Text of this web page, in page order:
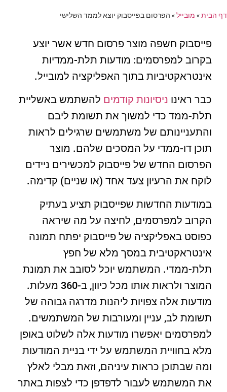
דף הבית» מובייל» הפרסום בפייסבוק יוצא לממד השלישי
פייסבוק חשפה מוצר פרסום חדש אשר יוצע
בקרוב למפרסמים: מודעות תלת-ממדיות
אינטראקטיביות בתוך האפליקציה למובייל.
כבר ראינו ניסיונות קודמים להשתמש באשליית
תלת-ממד כדי למשוך את תשומת ליבם
והתעניינותם של משתמשים שרגילים לראות
תוכן דו-ממדי על המסכים שלהם. מוצר
הפרסום החדש של פייסבוק למכשירים ניידים
לוקח את הרעיון צעד אחד (או שניים) קדימה.
במודעות החדשות שפייסבוק תציע בעתיק
הקרוב למפרסמים, לחיצה על מה שיראה
כפוסט באפליקציה של פייסבוק יפתח תמונה
אינטראקטיבית במסך מלא של חפץ
תלת-ממדי. המשתמש יוכל לסובב את תמונת
המוצר ולראות אותו מכל כיוון, ב-360 מעלות.
מודעות אלה צפויות ליהנות מדרגה גבוהה של
תשומת לב, עניין ומעורבות של המשתמשים.
למפרסמים יאפשרו מודעות אלה לשלוט באופן
מלא בחוויית המשתמש על ידי בניית המודעות
ומה שבתוכן כראות עיניהם, וזאת מבלי לאלץ
את המשתמש לעבור לדפדפן כדי לצפות באתר